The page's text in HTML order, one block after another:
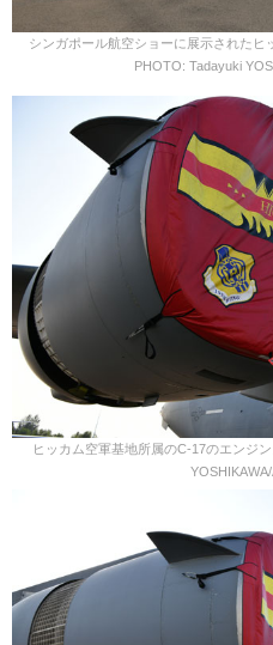
シンガポール航空ショーに展示されたヒ
PHOTO: Tadayuki
ヒッカム空軍基地所属のC-17のエンジ